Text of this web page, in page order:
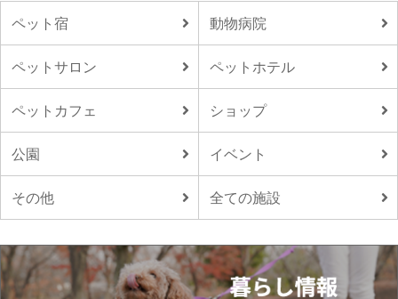
ペット宿 動物病院
ペットサロン ペットホテル
ペットカフェ ショップ
公園 イベント
その他 全ての施設